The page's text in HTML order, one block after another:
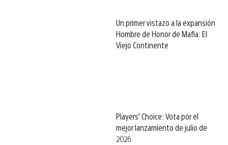
Un primer vistazo a la expansión
Hombre de Honor de Mafia: El
Viejo Continente
Players’ Choice: Vota por el
mejor lanzamiento de julio de
2026